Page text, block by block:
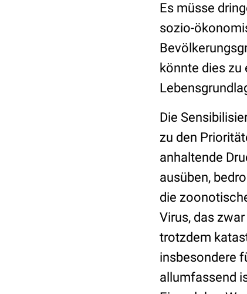
Es müsse
sozio-
könnte dies zu
Die
zu den
anhaltende
ausüben,
die
Virus, das
trotzdem
insbesondere
allumfassend